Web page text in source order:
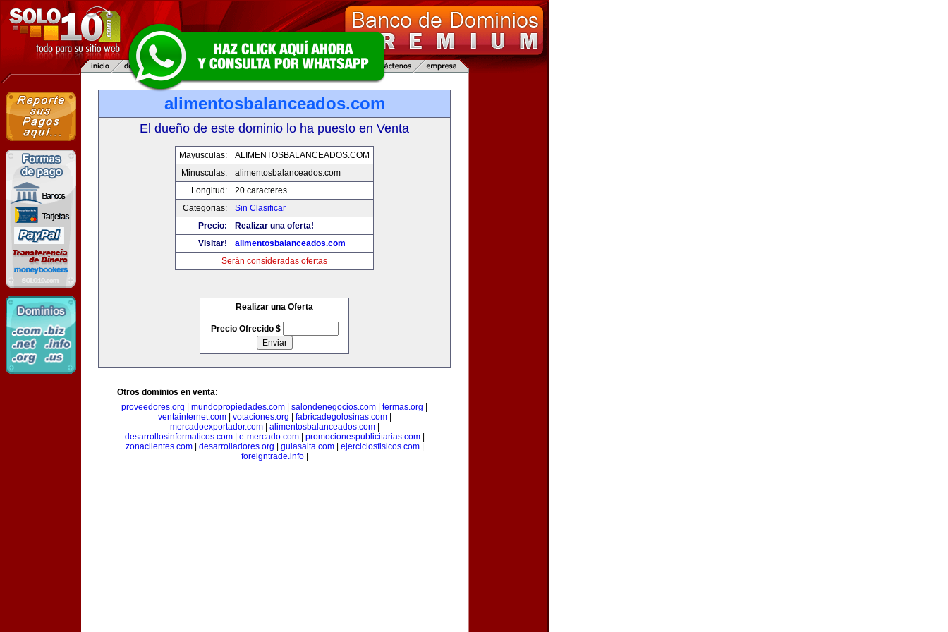
alimentosbalanceados.com
El dueño de este dominio lo ha puesto en Venta
Mayusculas:
ALIMENTOSBALANCEADOS.COM
Minusculas:
alimentosbalanceados.com
Longitud:
20 caracteres
Categorias:
Sin Clasificar
Precio:
Realizar una oferta!
Visitar!
alimentosbalanceados.com
Serán consideradas ofertas
Realizar una Oferta
Precio Ofrecido $
Otros dominios en venta:
proveedores.org
mundopropiedades.com salondenegocios.com termas.org
ventainternet.com| votaciones.org fabricadegolosinas.com|
mercadoexportador.com| alimentosbalanceados.com|
desarrollosinformaticos.com| e-mercado.com| promocionespublicitarias.com|
zonaclientes.com| desarrolladores.org guiasalta.com| ejerciciosfisicos.com|
foreigntrade.info|